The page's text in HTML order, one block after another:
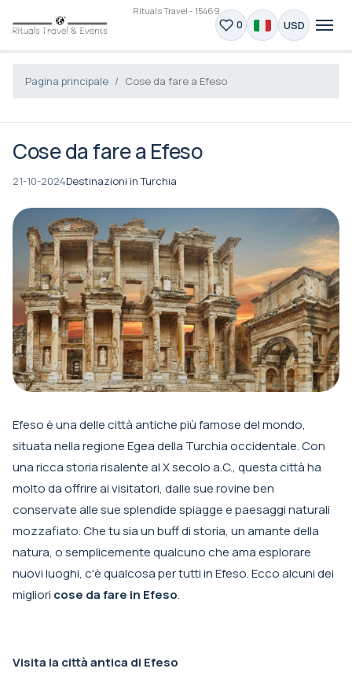
Rituals Travel - 15469
0 USD
Pagina principale Cose da fare a Efeso
Cose da fare a Efeso
21-10-2024Destinazioni in Turchia
Efeso è una delle città antiche più famose del mondo,
situata nella regione Egea della Turchia occidentale. Con
una ricca storia risalente al X secolo a.C., questa città ha
molto da offrire ai visitatori, dalle sue rovine ben
conservate alle sue splendide spiagge e paesaggi naturali
mozzafiato. Che tu sia un buff di storia, un amante della
natura, o semplicemente qualcuno che ama esplorare
nuovi luoghi, c'è qualcosa per tutti in Efeso. Ecco alcuni dei
migliori cose da fare in Efeso.
Visita la città antica di Efeso